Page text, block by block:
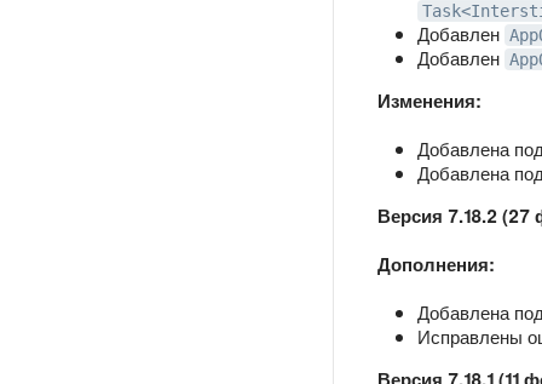
Добавлен
Добавлен
Изменения:
Добавлена
Добавлена
Версия 7.18.2 (27
Дополнения:
Добавлена
Исправлены